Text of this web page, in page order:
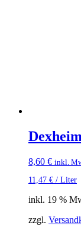
8,60 € inkl.
11,47 € / Liter
inkl. 19 %
zzgl.